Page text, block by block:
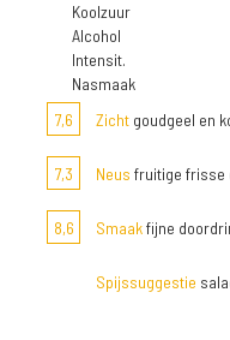
Koolzuur
Alcohol
Intensit.
Nasmaak
7,6
Zicht goudgeel en
7,3 Neus fruitige frisse
8,6 Smaakfijne
Spijssuggestie